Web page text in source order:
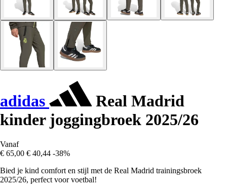
adidas
Real Madrid
kinder joggingbroek 2025/26
Vanaf
€ 65,00 € 40,44 -38%
Bied je kind comfort en stijl met de Real Madrid trainingsbroek
2025/26, perfect voor voetbal!